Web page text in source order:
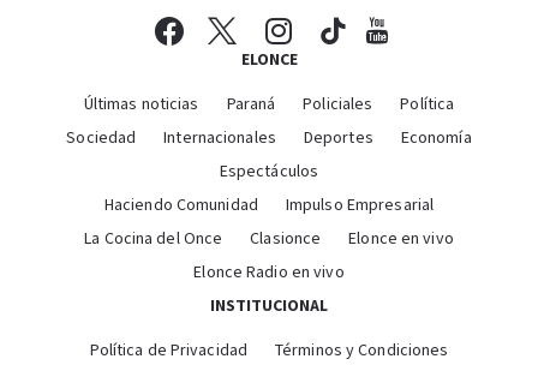
ELONCE
Últimas noticias Paraná Policiales
Política
Sociedad
Internacionales Deportes
Economía
Espectáculos
Haciendo Comunidad
Impulso Empresarial
La Cocina del Once
Clasionce
Elonce en vivo
Elonce Radio en vivo
INSTITUCIONAL
Política de Privacidad Términos y Condiciones